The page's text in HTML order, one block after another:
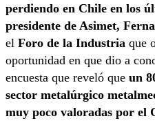
perdiendo en Chile en los
presidente de Asimet,
el Foro de la Industria que
oportunidad en que dio a
encuesta que reveló que un
sector metalúrgico
muy poco valoradas por el